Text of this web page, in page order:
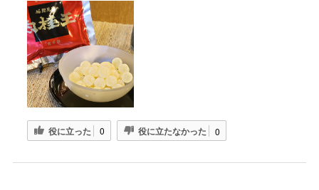
役に立った 0 役に立たなかった 0